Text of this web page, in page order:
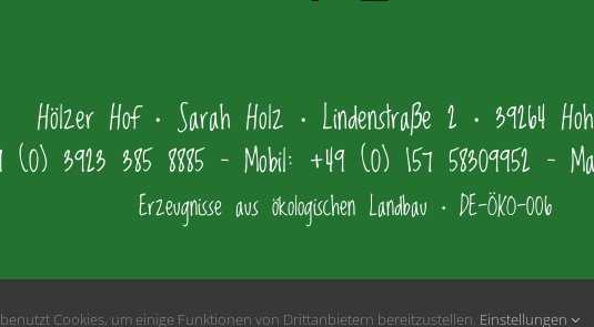
Hölzer Hof • Sarah Holz • Lindenstraße 2 • 39264
(0) 3923 385 8885 – Mobil: +49 (0) 157 58309952 –
Erzeugnisse aus ökologischen Landbau • DE-ÖKO-006
Cookies, um einige Funktionen von Drittanbietern bereitzustellen. Einstellungen